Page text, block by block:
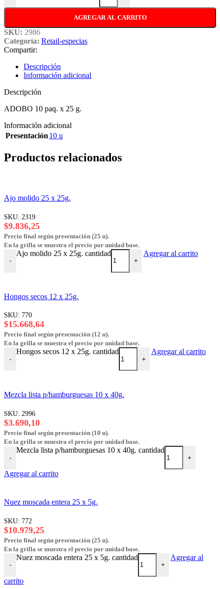
AGREGAR AL CARRITO
SKU: 2986
Categoría: Retail-especias
Compartir:
Descripción
Información adicional
Descripción
ADOBO 10 paq. x 25 g.
Información adicional
Presentación 10 u
Productos relacionados
Ajo molido 25 x 25g.
SKU: 2319
$9.836,25
Precio final según presentación (25 u).
En la grilla se muestra el precio por unidad base.
-
Ajo molido 25 x 25g. cantidad
+
Agregar al carrito
Hongos secos 12 x 25g.
SKU: 770
$15.668,64
Precio final según presentación (12 u).
En la grilla se muestra el precio por unidad base.
-
Hongos secos 12 x 25g. cantidad
+
Agregar al carrito
Mezcla lista p/hamburguesas 10 x 40g.
SKU: 2996
$3.690,10
Precio final según presentación (10 u).
En la grilla se muestra el precio por unidad base.
-
Mezcla lista p/hamburguesas 10 x 40g. cantidad
+
Agregar al carrito
Nuez moscada entera 25 x 5g.
SKU: 772
$10.979,25
Precio final según presentación (25 u).
En la grilla se muestra el precio por unidad base.
-
Nuez moscada entera 25 x 5g. cantidad
+
Agregar al
carrito